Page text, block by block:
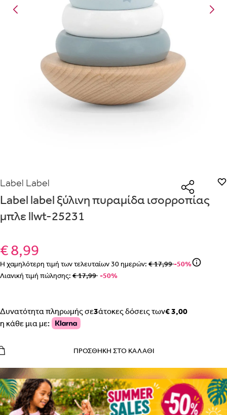
Label Label
Label label ξύλινη πυραμίδα ισορροπίας
μπλε llwt-25231
€ 8,99
Η χαμηλότερη τιμή των τελευταίων30ημερών: € 17,99-50%
Λιανική τιμή πώλησης: € 17,99 -50%
Δυνατότητα πληρωμής σε3άτοκες δόσεις των€ 3,00
η κάθε μια με:
ΠΡΟΣΘΉΚΗ ΣΤΟ ΚΑΛΆΘΙ
Με την προσφοράθα λάβεις δωρεάν το είδος με τη
Με την προσφορά
κερδίζεις έκπτωσηστο καλάθι, αν αγοράσεις
με την ειδική σήμανση.
ΠΗΓΑΙΝΕ ΣΤΟ ΚΑΛΑΘΙ
Είναι για δώρο;
ΝΑΙ
Λεπτομέρειες που θα ήθελες να γνωρίζουμε για το δώρο σου